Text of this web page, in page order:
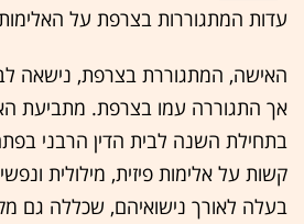
עדות המתגוררות בצרפת על
האישה, המתגוררת בצרפת, נישאה
אך התגוררה עמו בצרפת. מתביעת
בתחילת השנה לבית הדין הרבני
קשות על אלימות פיזית, מילולית
בעלה לאורך נישואיהם, שכללה גם